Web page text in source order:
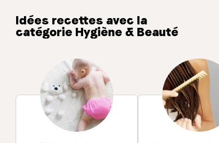
Idées recettes avec la
catégorie Hygiène & Beauté